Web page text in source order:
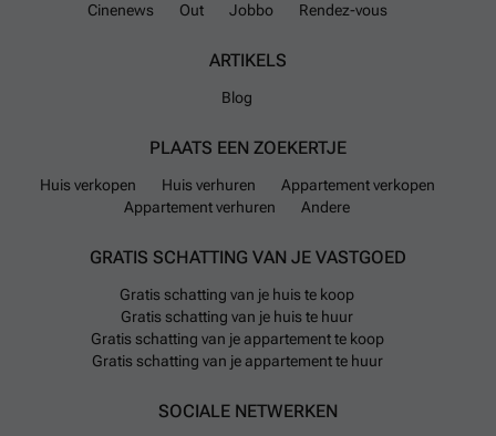
Cinenews
Out Jobbo Rendez-vous
ARTIKELS
Blog
PLAATS EEN ZOEKERTJE
Huis verkopen Huis verhuren
Appartement verkopen
Appartement verhuren
Andere
GRATIS SCHATTING VAN JE VASTGOED
Gratis schatting van je huis te koop
Gratis schatting van je huis te huur
Gratis schatting van je appartement te koop
Gratis schatting van je appartement te huur
SOCIALE NETWERKEN